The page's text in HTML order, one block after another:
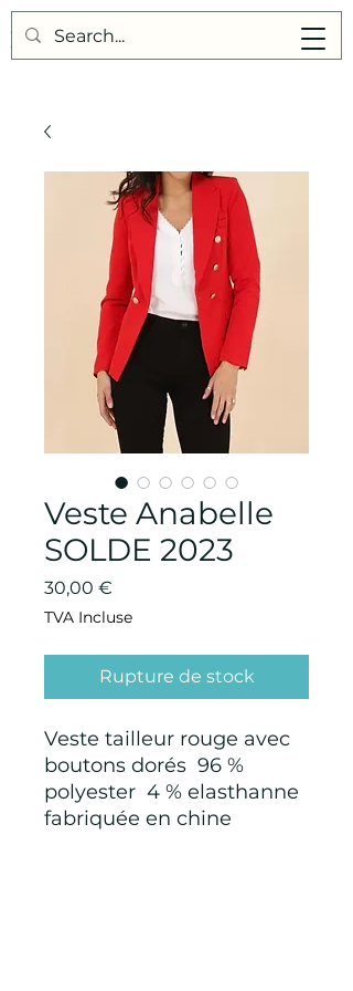
Points de Suture
Veste Anabelle
SOLDE 2023
30,00 €
TVA Incluse
Rupture de stock
Veste tailleur rouge avec
boutons dorés 96 %
polyester 4 % elasthanne
fabriquée en chine